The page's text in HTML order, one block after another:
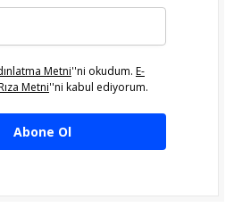
Metni''ni okudum. E-
Metni''ni kabul ediyorum.
Abone Ol